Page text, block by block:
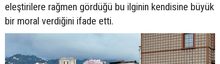
eleştirilere rağmen gördüğü bu ilginin kendisine büyük
bir moral verdiğini ifade etti.